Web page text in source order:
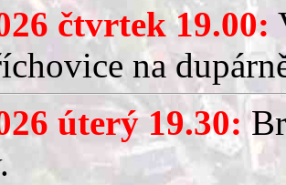
čtvrtek 19.00:
na
úterý 19.30: